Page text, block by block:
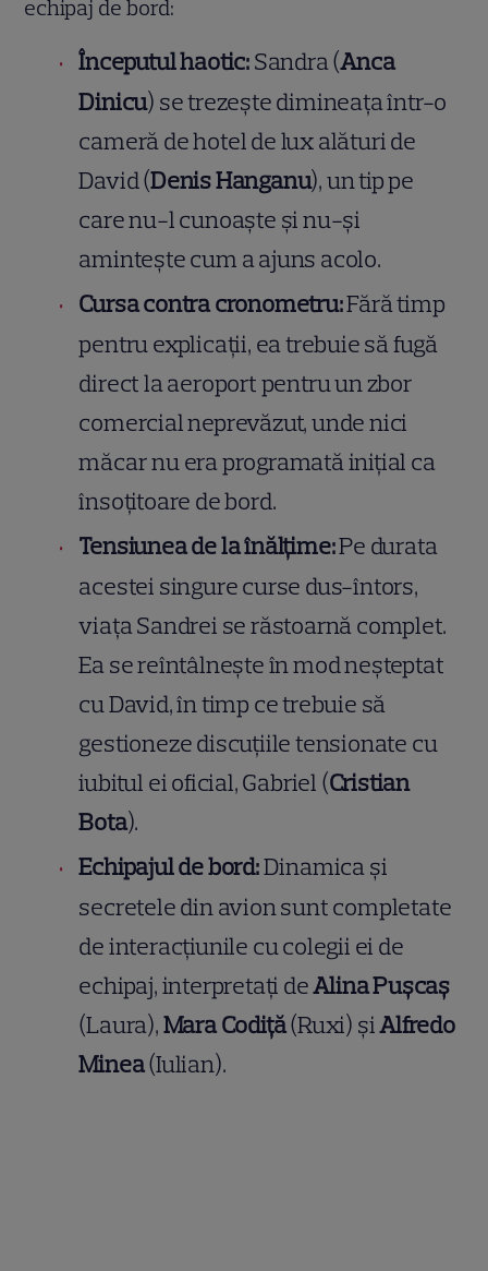
echipaj de bord:
Începutul haotic:Sandra (Anca
Dinicu) se trezește dimineața într-o
cameră de hotel de lux alături de
David (Denis Hanganu), un tip pe
care nu-l cunoaște și nu-și
amintește cum a ajuns acolo.
Cursa contra cronometru:Fără timp
pentru explicații, ea trebuie să fugă
direct la aeroport pentru un zbor
comercial neprevăzut, unde nici
măcar nu era programată inițial ca
însoțitoare de bord.
Tensiunea de la înălțime:Pe durata
acestei singure curse dus-întors,
viața Sandrei se răstoarnă complet.
Ea se reîntâlnește în mod neșteptat
cu David, în timp ce trebuie să
gestioneze discuțiile tensionate cu
iubitul ei oficial, Gabriel (Cristian
Bota).
Echipajul de bord:Dinamica și
secretele din avion sunt completate
de interacțiunile cu colegii ei de
echipaj, interpretați deAlina Pușcaș
(Laura),Mara Codiță(Ruxi) șiAlfredo
Minea(Iulian).